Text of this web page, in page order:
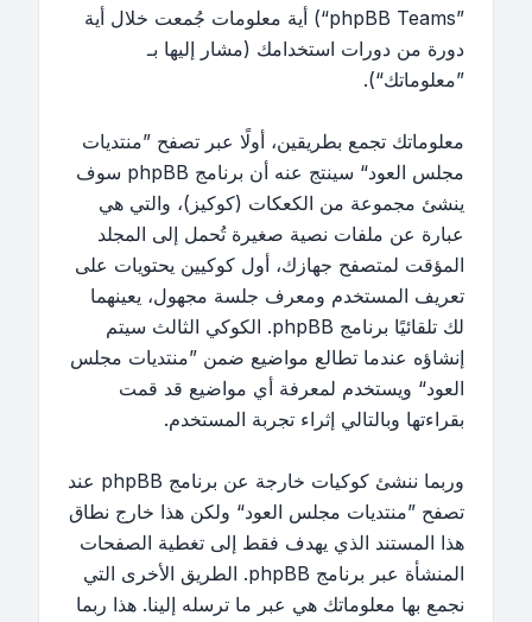
”phpBB Teams“) أية معلومات جُمعت خلال أية
دورة من دورات استخدامك (مشار إليها بـ
”معلوماتك“).
معلوماتك تجمع بطريقين، أولًا عبر تصفح ”منتديات
مجلس العود“ سينتج عنه أن برنامج phpBB سوف
ينشئ مجموعة من الكعكات (كوكيز)، والتي هي
عبارة عن ملفات نصية صغيرة تُحمل إلى المجلد
المؤقت لمتصفح جهازك، أول كوكيين يحتويات على
تعريف المستخدم ومعرف جلسة مجهول، يعينهما
لك تلقائيًا برنامج phpBB. الكوكي الثالث سيتم
إنشاؤه عندما تطالع مواضيع ضمن ”منتديات مجلس
العود“ ويستخدم لمعرفة أي مواضيع قد قمت
بقراءتها وبالتالي إثراء تجربة المستخدم.
وربما ننشئ كوكيات خارجة عن برنامج phpBB عند
تصفح ”منتديات مجلس العود“ ولكن هذا خارج نطاق
هذا المستند الذي يهدف فقط إلى تغطية الصفحات
المنشأة عبر برنامج phpBB. الطريق الأخرى التي
نجمع بها معلوماتك هي عبر ما ترسله إلينا. هذا ربما